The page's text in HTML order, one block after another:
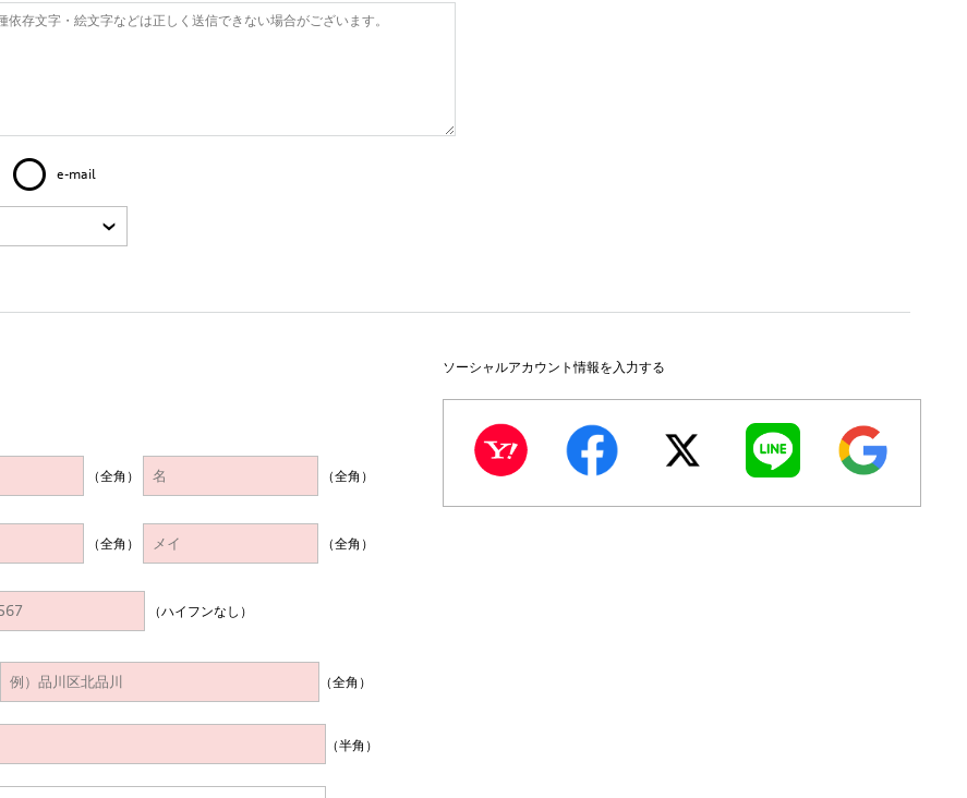
e-mail
ソーシャルアカウント情報を入力する
（全角） （全角）
（全角） （全角）
（ハイフンなし）
（全角）
（半角）